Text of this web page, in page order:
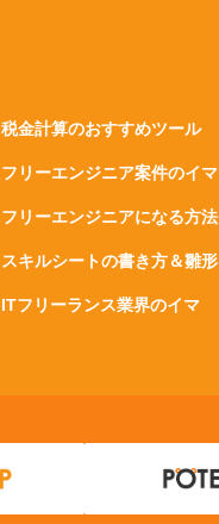
税金計算のおすすめツール
フリーエンジニア案件のイマ
フリーエンジニアになる方法
スキルシートの書き方＆雛形
ITフリーランス業界のイマ